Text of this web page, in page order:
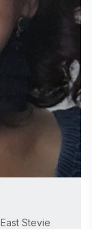
Stevie